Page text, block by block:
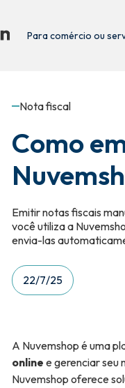
Para comércio ou
Nota fiscal
Como
Emitir notas fiscais
você utiliza a
envia-las
22/7/25
A Nuvemshop é uma
online e gerenciar seu
Nuvemshop oferece